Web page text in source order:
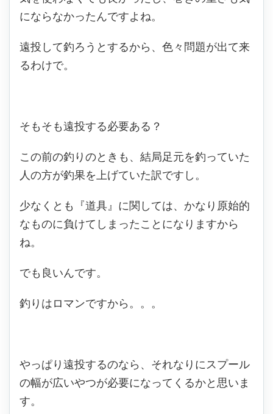
にならなかったんですよね。
遠投して釣ろうとするから、色々問題が出て来
るわけで。
そもそも遠投する必要ある？
この前の釣りのときも、結局足元を釣っていた
人の方が釣果を上げていた訳ですし。
少なくとも『道具』に関しては、かなり原始的
なものに負けてしまったことになりますから
ね。
でも良いんです。
釣りはロマンですから。。。
やっぱり遠投するのなら、それなりにスプール
の幅が広いやつが必要になってくるかと思いま
す。